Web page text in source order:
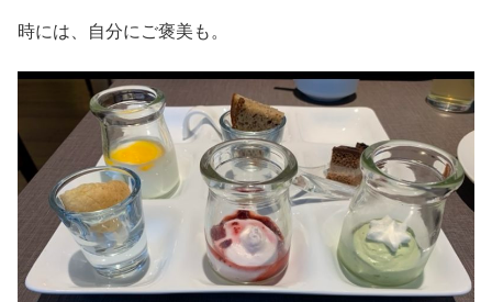
時には、自分にご褒美も。